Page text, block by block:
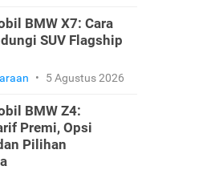
BMW X7: Cara
SUV Flagship
• 5 Agustus 2026
BMW Z4:
Premi, Opsi
Pilihan